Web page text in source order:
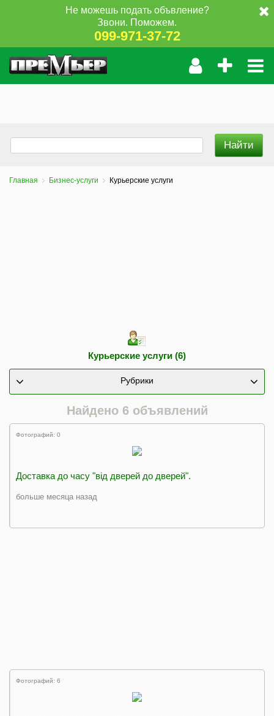
Не можешь подать объвление?
Звони. Поможем.
099-971-37-72
Главная Бизнес-услуги Курьерские услуги
Курьерские услуги (6)
Рубрики
Найдено 6 объявлений
Фотографий: 0
Доставка до часу "від дверей до дверей".
больше месяца назад
Фотографий: 6